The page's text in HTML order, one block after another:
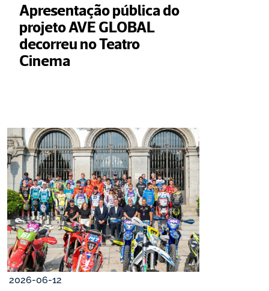
Apresentação pública do
projeto AVE GLOBAL
decorreu no Teatro
Cinema
2026-06-12